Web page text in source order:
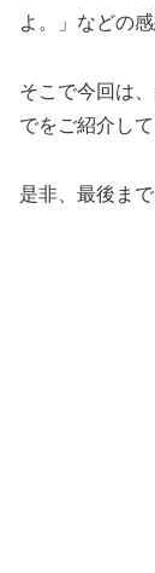
よ。」などの
そこで今回は
でをご紹介して
是非、最後ま